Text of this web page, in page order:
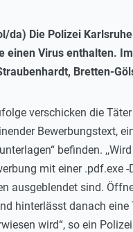
da) Die Polizei
einen Virus enthalten.
Bretten-
verschicken die
Bewerbungstext,
befinden.
mit einer .pdf.exe
ausgeblendet sind.
hinterlässt danach eine
wird“, so ein